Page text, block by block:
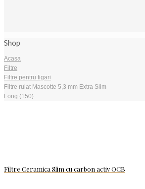
Shop
Acasa
Filtre
Filtre pentru tigari
Filtre rulat Mascotte 5,3 mm Extra Slim
Long (150)
Filtre Ceramica Slim cu carbon activ OCB